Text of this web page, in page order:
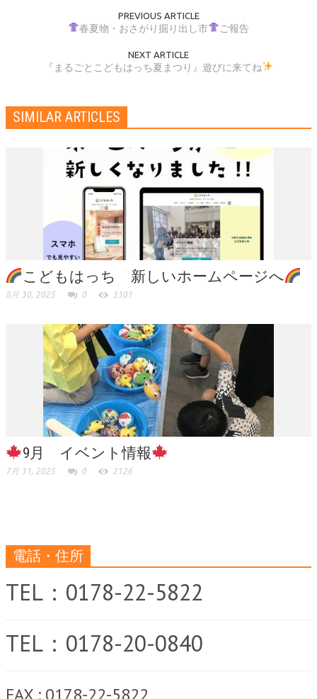
PREVIOUS ARTICLE
春夏物・おさがり掘り出し市 ご報告
NEXT ARTICLE
『まるごとこどもはっち夏まつり』遊びに来てね
SIMILAR ARTICLES
こどもはっち 新しいホームページへ
8月 30, 2025 0 3301
9月 イベント情報
7月 31, 2025 0 2126
電話・住所
TEL：0178-22-5822
TEL：0178-20-0840
FAX : 0178-22-5822